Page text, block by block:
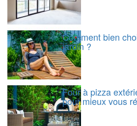
Comment bien
jardin ?
Four à pizza
pour mieux vous